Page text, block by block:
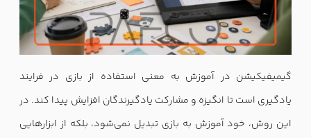
گیمیفیکیشن در آموزش به معنی استفاده از بازی در فرایند
یادگیری است تا انگیزه و مشارکت یادگیرندگان افزایش پیدا کند. در
این روش، خود آموزش به بازی تبدیل نمی‌شود، بلکه از ابزارهایی